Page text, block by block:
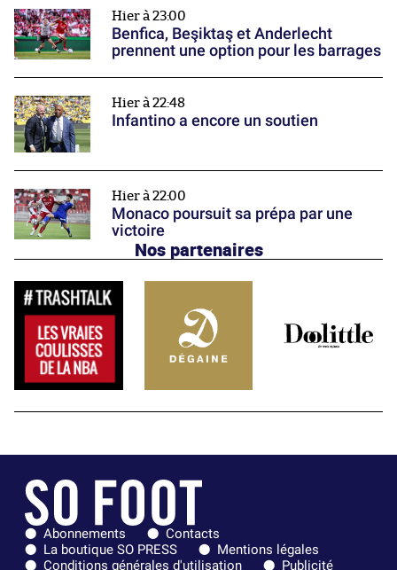
Hier à 23:00
Benfica, Beşiktaş et Anderlecht
prennent une option pour les barrages
Hier à 22:48
Infantino a encore un soutien
Hier à 22:00
Monaco poursuit sa prépa par une
victoire
Nos partenaires
Abonnements
Contacts
La boutique SO PRESS
Mentions légales
Conditions générales d'utilisation
Publicité